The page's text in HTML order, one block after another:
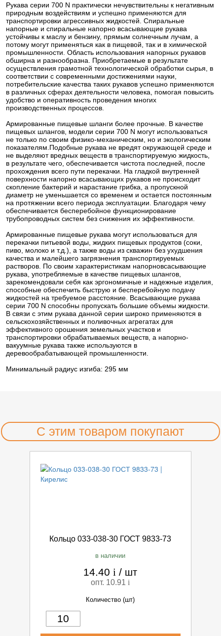
Рукава серии 700 N практически нечувствительны к негативным
природным воздействиям и успешно применяются для
транспортировки агрессивных жидкостей. Спиральные
напорные и спиральные напорно всасывающие рукава
устойчивы к маслу и бензину, прямым солнечным лучам, а
потому могут применяться как в пищевой, так и в химической
промышленности. Область использования напорных рукавов
обширна и разнообразна. Приобретаемые в результате
осуществления грамотной технологической обработки сырья, в
соответствии с современными достижениями науки,
потребительские качества таких рукавов успешно применяются
в различных сферах деятельности человека, помогая повысить
удобство и оперативность проведения многих
производственных процессов.
Армированные пищевые шланги более прочные. В качестве
пищевых шлангов, модели серии 700 N могут использоваться
не только по своим физико-механическим, но и экологическим
показателям.Подобные рукава не вредят окружающей среде и
не выделяют вредных веществ в транспортируемую жидкость,
в результате чего, обеспечивается чистота последней, после
прохождения всего пути перекачки. На гладкой внутренней
поверхности напорно всасывающих рукавов не происходит
скопление бактерий и нарастание грибка, а пропускной
диаметр не уменьшается со временем и остается постоянным
на протяжении всего периода эксплуатации. Благодаря чему
обеспечивается бесперебойное функционирование
трубопроводных систем без снижения их эффективности.
Армированные пищевые рукава могут использоваться для
перекачки питьевой воды, жидких пищевых продуктов (соки,
пиво, молоко и т.д.), а также воды из скважин без ухудшения
качества и малейшего загрязнения транспортируемых
растворов. По своим характеристикам напорновсасывающие
рукава, употребляемые в качестве пищевых шлангов,
зарекомендовали себя как эргономичные и надежные изделия,
способные обеспечить быструю и бесперебойную подачу
жидкостей на требуемое расстояние. Всасывающие рукава
серии 700 N способны пропускать большие объемы жидкости.
В связи с этим рукава данной серии широко применяются в
сельскохозяйственных и поливочных агрегатах для
эффективного орошения земельных участков и
транспортировки обрабатываемых веществ, а напорно-
вакуумные рукава также используются в
деревообрабатывающей промышленности.
Минимальный радиус изгиба: 295 мм
С этим товаром покупают
Кольцо 033-038-30 ГОСТ 9833-73
в наличии
14.40i / шт
опт. 10.91i
Количество (шт)